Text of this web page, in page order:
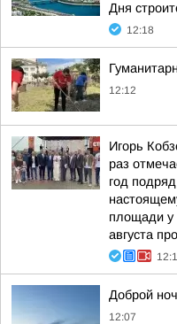
Дня
12:18
12:12
Игорь
раз
год
площади у
августа
Доброй
12:07